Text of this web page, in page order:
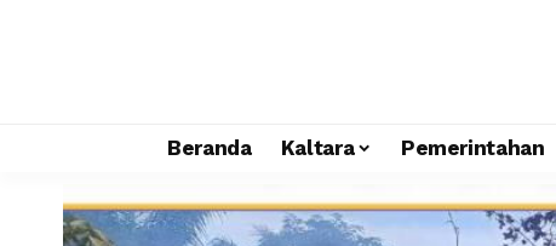
Beranda Kaltara Pemerintahan